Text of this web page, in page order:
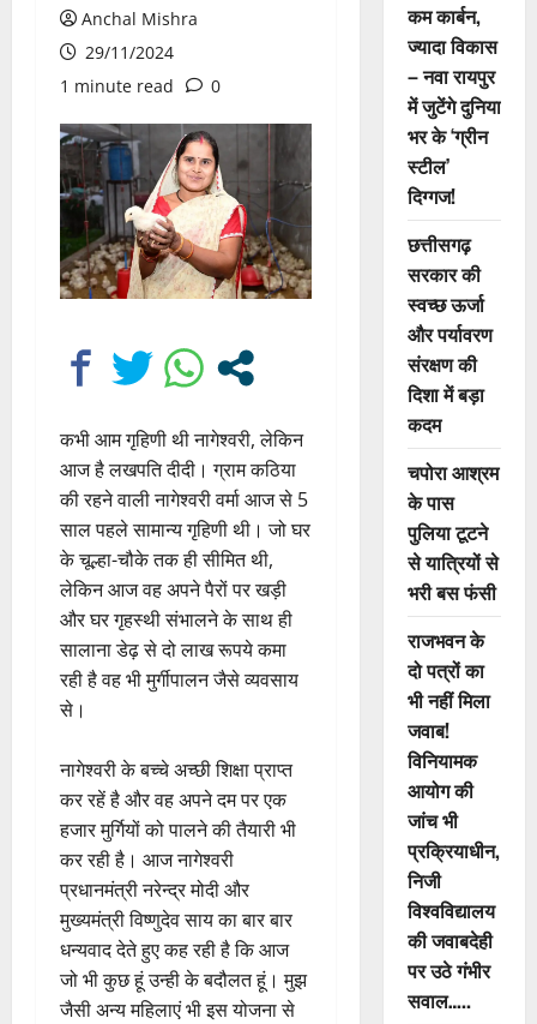
Anchal Mishra
29/11/2024
1 minute read
0
कभी आम गृहिणी थी नागेश्वरी, लेकिन
आज है लखपति दीदी। ग्राम कठिया
की रहने वाली नागेश्वरी वर्मा आज से 5
साल पहले सामान्य गृहिणी थी। जो घर
के चूल्हा-चौके तक ही सीमित थी,
लेकिन आज वह अपने पैरों पर खड़ी
और घर गृहस्थी संभालने के साथ ही
सालाना डेढ़ से दो लाख रूपये कमा
रही है वह भी मुर्गीपालन जैसे व्यवसाय
से।
नागेश्वरी के बच्चे अच्छी शिक्षा प्राप्त
कर रहें है और वह अपने दम पर एक
हजार मुर्गियों को पालने की तैयारी भी
कर रही है। आज नागेश्वरी
प्रधानमंत्री नरेन्द्र मोदी और
मुख्यमंत्री विष्णुदेव साय का बार बार
धन्यवाद देते हुए कह रही है कि आज
जो भी कुछ हूं उन्ही के बदौलत हूं। मुझ
जैसी अन्य महिलाएं भी इस योजना से
कम कार्बन,
ज्यादा विकास
– नवा रायपुर
में जुटेंगे दुनिया
भर के ‘ग्रीन
स्टील’
दिग्गज!
छत्तीसगढ़
सरकार की
स्वच्छ ऊर्जा
और पर्यावरण
संरक्षण की
दिशा में बड़ा
कदम
चपोरा आश्रम
के पास
पुलिया टूटने
से यात्रियों से
भरी बस फंसी
राजभवन के
दो पत्रों का
भी नहीं मिला
जवाब!
विनियामक
आयोग की
जांच भी
प्रक्रियाधीन,
निजी
विश्वविद्यालय
की जवाबदेही
पर उठे गंभीर
सवाल…..